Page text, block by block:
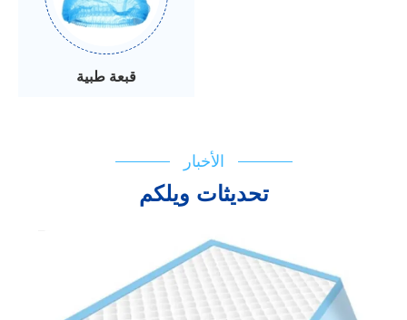
قبعة طبية
الأخبار
تحديثات ويلكم